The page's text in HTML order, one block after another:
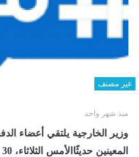
غير مصنف
منذ شهر واحد
المعينين حديثًاالأمس الثلاثاء، 30 يونيو 2026 03:39 مـ